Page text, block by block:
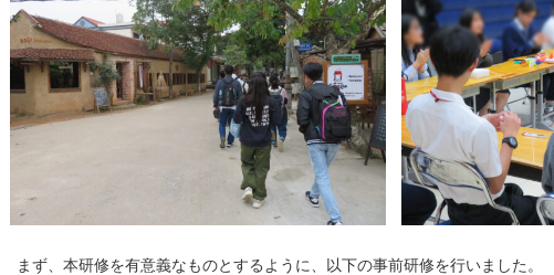
まず、本研修を有意義なものとするように、以下の事前研修を行いました。